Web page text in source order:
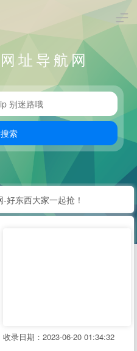
址导航网
-好东西大家一起抢！
收录日期：2023-06-20 01:34:32